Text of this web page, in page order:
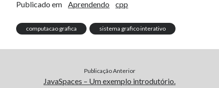
'mb_comments' is marked as crashed and should be
repaired]
SELECT COUNT(*) FROM mb_comments JOIN mb_posts
comment_post_ID = 1459 AND comment_parent = 0
AND ( mb_comments.comment_date_gmt < '2026-08-
Publicado em Aprendendo cpp
computacao grafica sistema grafico interativo
Publicação Anterior
JavaSpaces – Um exemplo introdutório.